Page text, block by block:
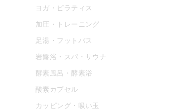
ヨガ・ピラティス
加圧・トレーニング
足湯・フットバス
岩盤浴・スパ・サウナ
酵素風呂・酵素浴
酸素カプセル
カッピング・吸い玉